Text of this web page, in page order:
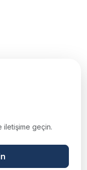
iletişime geçin.